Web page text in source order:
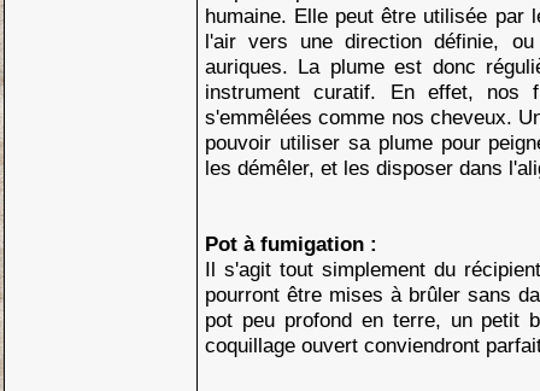
humaine. Elle peut être utilisée par
l'air vers une direction définie,
auriques. La plume est donc
instrument curatif. En effet, nos
s'emmêlées comme nos cheveux.
pouvoir utiliser sa plume pour
les démêler, et les disposer dans
Pot à fumigation :
Il s'agit tout simplement du
pourront être mises à brûler sans
pot peu profond en terre, un petit
coquillage ouvert conviendront